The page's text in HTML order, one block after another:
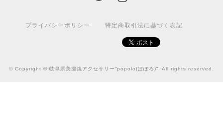
プライバシーポリシー 特定商取引法に基づく表記
© Copyright © 岐阜県美濃焼アクセサリー“popolo(ぽぽろ)”. All rights reserved.